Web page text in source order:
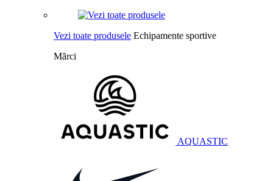
Vezi toate produsele Echipamente sportive
Mărci
AQUASTIC